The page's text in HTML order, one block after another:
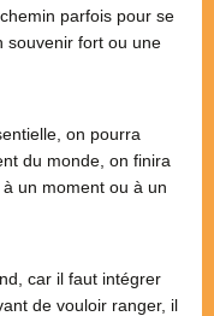
parfois pour se
souvenir fort ou une
on pourra
du monde, on finira
un moment ou à un
car il faut intégrer
de vouloir ranger, il